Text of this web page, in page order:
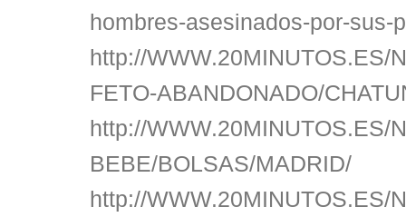
hombres-asesinados-por-sus-
http://WWW.20MINUTOS.ES/
FETO-ABANDONADO/
http://WWW.20MINUTOS.ES/
BEBE/BOLSAS/MADRID/
http://WWW.20MINUTOS.ES/